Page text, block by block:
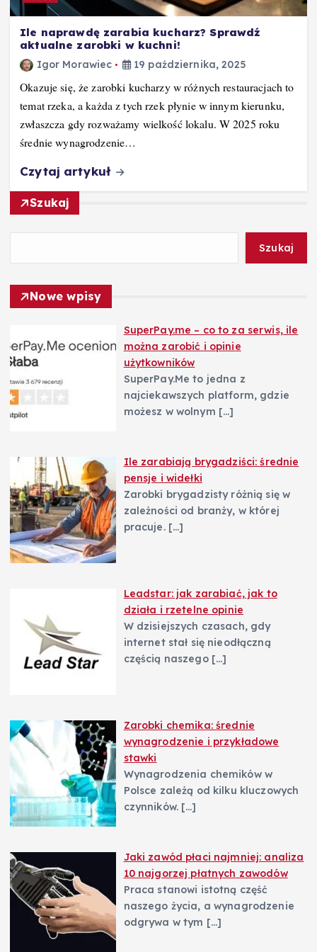
Ile naprawdę zarabia kucharz? Sprawdź
aktualne zarobki w kuchni!
Igor Morawiec 19 października, 2025
Okazuje się, że zarobki kucharzy w różnych restauracjach to
temat rzeka, a każda z tych rzek płynie w innym kierunku,
zwłaszcza gdy rozważamy wielkość lokalu. W 2025 roku
średnie wynagrodzenie…
Czytaj artykuł
Szukaj
Szukaj
Nowe wpisy
SuperPay.me – co to za serwis, ile
można zarobić i opinie
użytkowników
SuperPay.Me to jedna z
najciekawszych platform, gdzie
możesz w wolnym […]
Ile zarabiają brygadziści: średnie
pensje i widełki
Zarobki brygadzisty różnią się w
zależności od branży, w której
pracuje. […]
Leadstar: jak zarabiać, jak to
działa i rzetelne opinie
W dzisiejszych czasach, gdy
internet stał się nieodłączną
częścią naszego […]
Zarobki chemika: średnie
wynagrodzenie i przykładowe
stawki
Wynagrodzenia chemików w
Polsce zależą od kilku kluczowych
czynników. […]
Jaki zawód płaci najmniej: analiza
10 najgorzej płatnych zawodów
Praca stanowi istotną część
naszego życia, a wynagrodzenie
odgrywa w tym […]